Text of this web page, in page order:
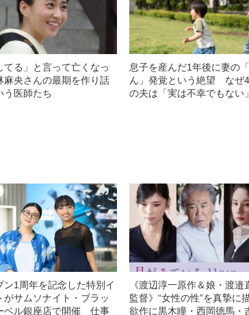
てる」と言って亡くなっ
麻央さんの最期を作り話
う医師たち
息子を産んだ1年後に妻の
ん」発覚という絶望 なぜ
の夫は「実は不幸でもない
ン1周年を記念した特別イ
がサムソナイト・ブラッ
ベル銀座店で開催 仕事
《渡辺淳一原作＆娘・渡邉
監督》“女性の性”を真摯に
欲作に黒木瞳・西岡德馬・